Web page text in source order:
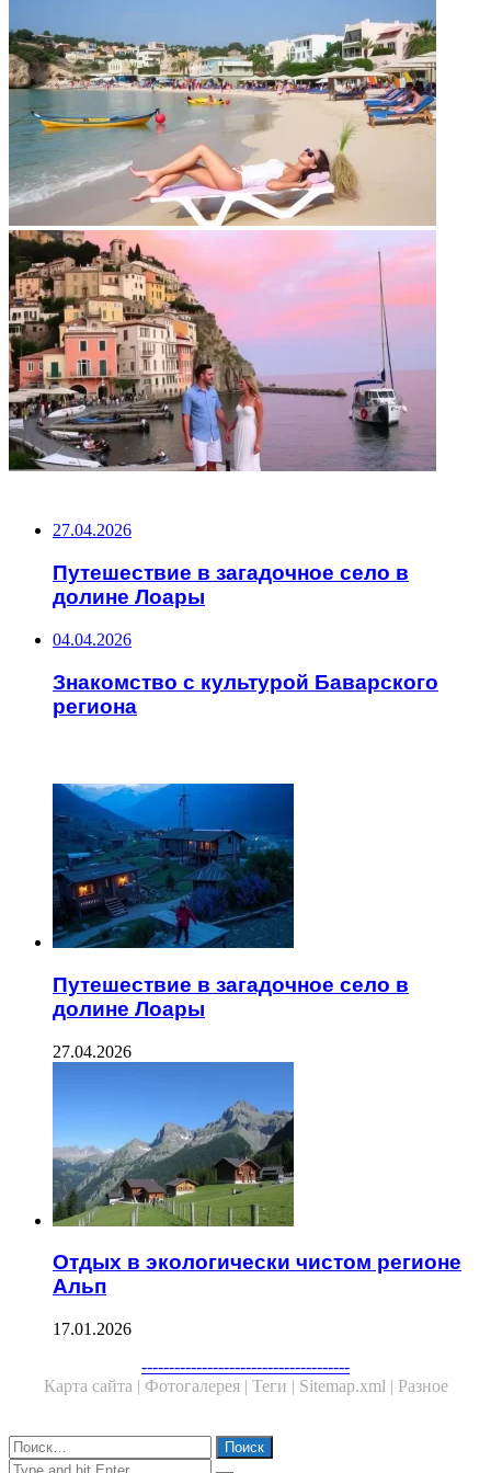
27.04.2026
Путешествие в загадочное село в
долине Лоары
04.04.2026
Знакомство с культурой Баварского
региона
Путешествие в загадочное село в
долине Лоары
27.04.2026
Отдых в экологически чистом регионе
Альп
17.01.2026
--------------------------------------
Карта сайта | Фотогалерея | Теги | Sitemap.xml | Разное
Close
Найти:
Close